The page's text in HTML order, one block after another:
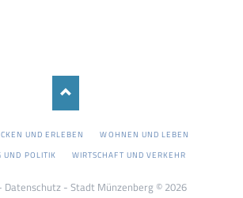
UND ERLEBEN
WOHNEN UND LEBEN
UND POLITIK
WIRTSCHAFT UND VERKEHR
Datenschutz- Stadt Münzenberg © 2026